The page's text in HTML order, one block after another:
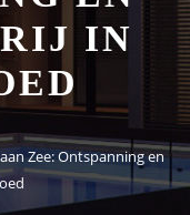
IN
Zee: Ontspanning en